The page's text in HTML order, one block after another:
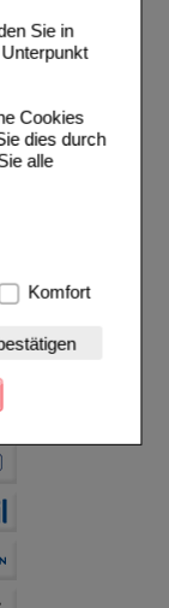
Sie in
Cookies
dies durch
alle
es sich um
Warenkorb,
gestalten,
es uns
Inhalte
zu
Komfort